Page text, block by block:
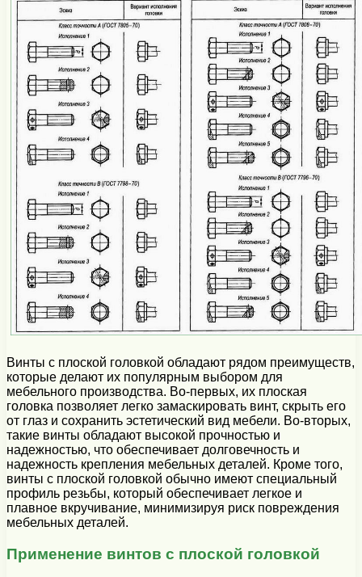
Винты с плоской головкой обладают рядом преимуществ,
которые делают их популярным выбором для
мебельного производства. Во-первых, их плоская
головка позволяет легко замаскировать винт, скрыть его
от глаз и сохранить эстетический вид мебели. Во-вторых,
такие винты обладают высокой прочностью и
надежностью, что обеспечивает долговечность и
надежность крепления мебельных деталей. Кроме того,
винты с плоской головкой обычно имеют специальный
профиль резьбы, который обеспечивает легкое и
плавное вкручивание, минимизируя риск повреждения
мебельных деталей.
Применение винтов с плоской головкой